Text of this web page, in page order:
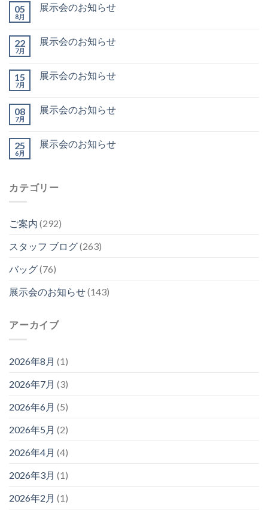
05
8月
展示会のお知らせ
22
7月
展示会のお知らせ
15
7月
展示会のお知らせ
08
7月
展示会のお知らせ
25
6月
展示会のお知らせ
カテゴリー
ご案内 (292)
スタッフ ブログ(263)
バッグ(76)
展示会のお知らせ(143)
アーカイブ
2026年8月 (1)
2026年7月 (3)
2026年6月 (5)
2026年5月 (2)
2026年4月 (4)
2026年3月 (1)
2026年2月 (1)